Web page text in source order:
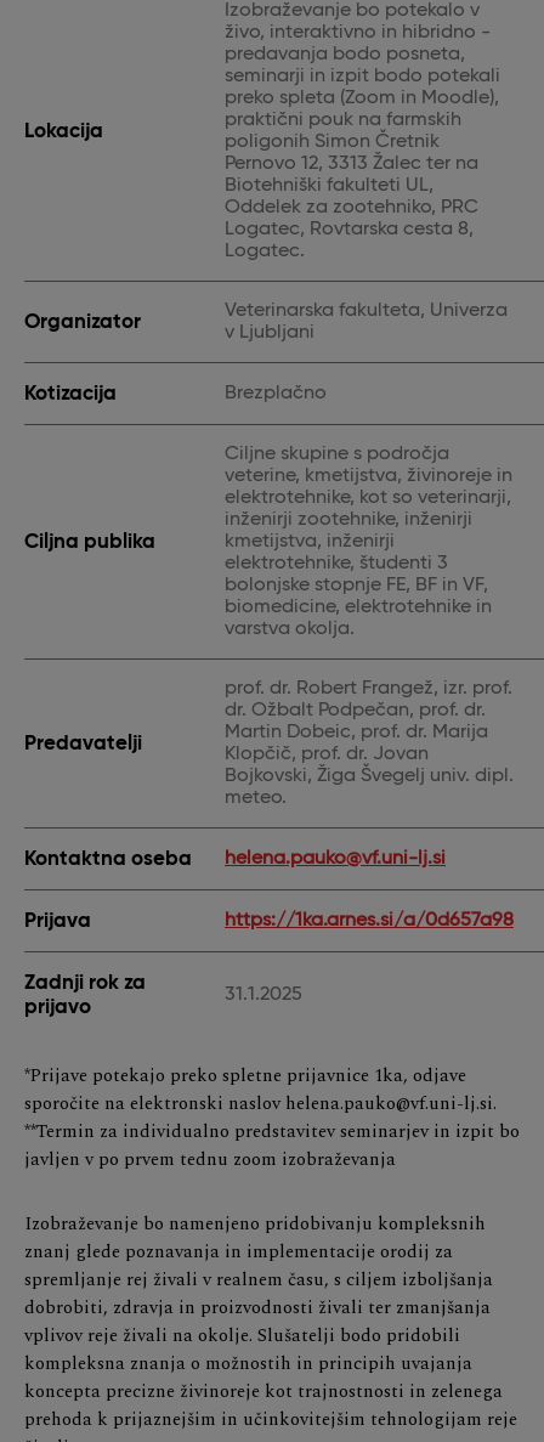
Lokacija
Izobraževanje bo potekalo v
živo, interaktivno in hibridno -
predavanja bodo posneta,
seminarji in izpit bodo potekali
preko spleta (Zoom in Moodle),
praktični pouk na farmskih
poligonih Simon Čretnik
Pernovo 12, 3313 Žalec ter na
Biotehniški fakulteti UL,
Oddelek za zootehniko, PRC
Logatec, Rovtarska cesta 8,
Logatec.
Organizator
Veterinarska fakulteta, Univerza
v Ljubljani
Kotizacija Brezplačno
Ciljna publika
Ciljne skupine s področja
veterine, kmetijstva, živinoreje in
elektrotehnike, kot so veterinarji,
inženirji zootehnike, inženirji
kmetijstva, inženirji
elektrotehnike, študenti 3
bolonjske stopnje FE, BF in VF,
biomedicine, elektrotehnike in
varstva okolja.
Predavatelji
prof. dr. Robert Frangež, izr. prof.
dr. Ožbalt Podpečan, prof. dr.
Martin Dobeic, prof. dr. Marija
Klopčič, prof. dr. Jovan
Bojkovski, Žiga Švegelj univ. dipl.
meteo.
Kontaktna oseba helena.pauko@vf.uni-lj.si
Prijava https://1ka.arnes.si/a/0d657a98
Zadnji rok za
prijavo
31.1.2025
*Prijave potekajo preko spletne prijavnice 1ka, odjave
sporočite na elektronski naslov helena.pauko@vf.uni-lj.si.
**Termin za individualno predstavitev seminarjev in izpit bo
javljen v po prvem tednu zoom izobraževanja
Izobraževanje bo namenjeno pridobivanju kompleksnih
znanj glede poznavanja in implementacije orodij za
spremljanje rej živali v realnem času, s ciljem izboljšanja
dobrobiti, zdravja in proizvodnosti živali ter zmanjšanja
vplivov reje živali na okolje. Slušatelji bodo pridobili
kompleksna znanja o možnostih in principih uvajanja
koncepta precizne živinoreje kot trajnostnosti in zelenega
prehoda k prijaznejšim in učinkovitejšim tehnologijam reje